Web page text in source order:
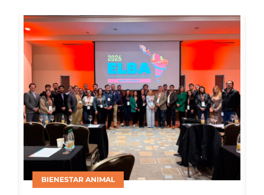
MITILICULTURA